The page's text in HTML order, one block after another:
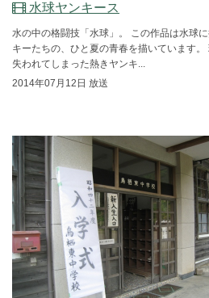
水球ヤンキース
水の中の格闘技「水球」。 この作品は水球
キーたちの、ひと夏の青春を描いています。
失われてしまった熱きヤンキ...
2014年07月12日 放送